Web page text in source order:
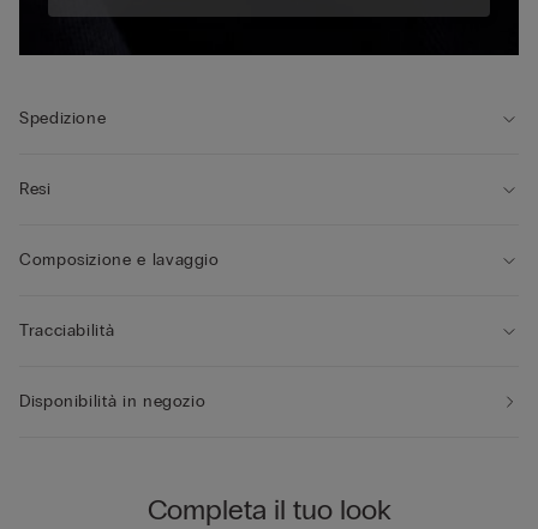
Spedizione
Resi
Composizione e lavaggio
Tracciabilità
Disponibilità in negozio
Completa il tuo look